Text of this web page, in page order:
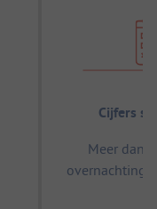
Cijfers
Meer dan